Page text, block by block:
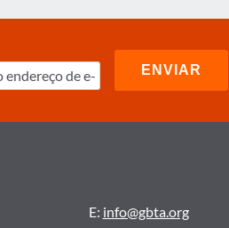
E: info@gbta.org